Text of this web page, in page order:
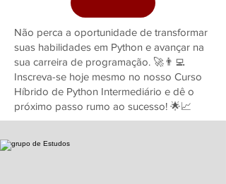
Não perca a oportunidade de transformar
suas habilidades em Python e avançar na
sua carreira de programação. 🚀👨‍💻
Inscreva-se hoje mesmo no nosso Curso
Híbrido de Python Intermediário e dê o
próximo passo rumo ao sucesso! 🌟📈